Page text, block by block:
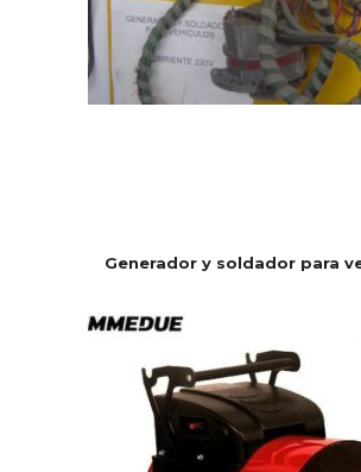
Generador y soldador para